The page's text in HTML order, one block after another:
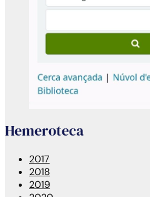
Hemeroteca
2017
2018
2019